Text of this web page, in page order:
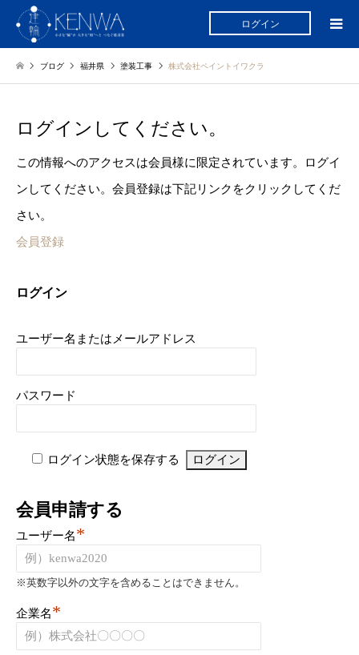
ログイン
ブログ 福井県 塗装工事 株式会社ペイントイワクラ
ログインしてください。
この情報へのアクセスは会員様に限定されています。ログイ
ンしてください。会員登録は下記リンクをクリックしてくだ
さい。
会員登録
ログイン
ユーザー名またはメールアドレス
パスワード
ログイン状態を保存する
会員申請する
ユーザー名*
※英数字以外の文字を含めることはできません。
企業名*